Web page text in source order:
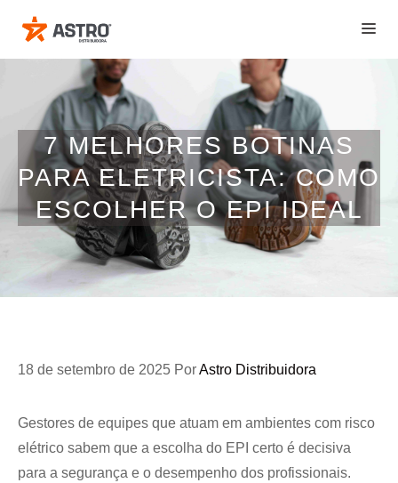
para
o
7 MELHORES BOTINAS
PARA ELETRICISTA: COMO
ESCOLHER O EPI IDEAL
18 de setembro de 2025 PorAstro Distribuidora
Gestores de equipes que atuam em ambientes com risco
elétrico sabem que a escolha do EPI certo é decisiva
para a segurança e o desempenho dos profissionais.